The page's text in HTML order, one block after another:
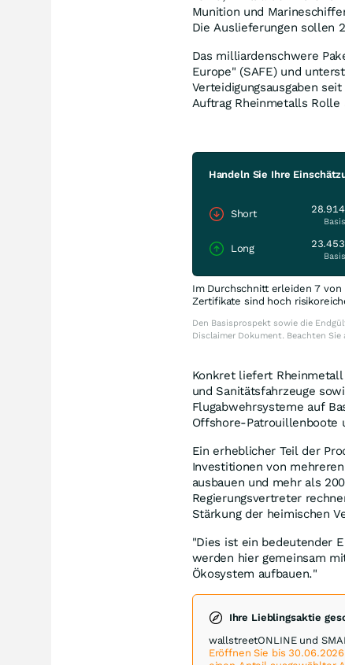
Munition und
Die Auslieferungen sollen
Das milliardenschwere
Europe" (SAFE) und
Verteidigungsausgaben
Auftrag Rheinmetalls
Handeln Sie Ihre
Short
Long
Im Durchschnitt erleiden 7
Zertifikate sind hoch
Den Basisprospekt sowie die
Disclaimer Dokument. Beachten Sie
Konkret liefert
und Sanitätsfahrzeuge
Flugabwehrsysteme auf
Offshore-Patrouillenboote
Ein erheblicher Teil der
Investitionen von
ausbauen und mehr als
Regierungsvertreter
Stärkung der heimischen
"Dies ist ein bedeutender
werden hier gemeinsam
Ökosystem aufbauen."
Ihre Lieblingsaktie
wallstreetONLINE und
Eröffnen Sie bis